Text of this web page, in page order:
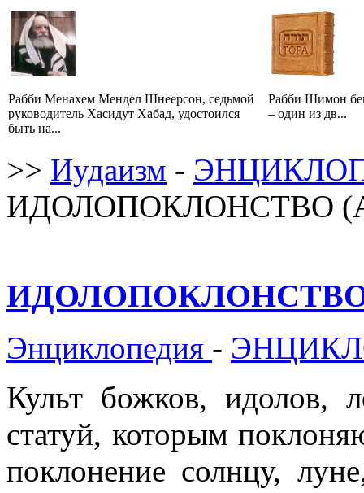
Рабби Менахем Мендел Шнеерсон, седьмой
руководитель Хасидут Хабад, удостоился
быть на...
Рабби Шимон
– один из дв...
>> Иудаизм -
ИДОЛОПОКЛОНСТВО
ИДОЛОПОКЛОНСТВО
Энциклопедия -
Культ божков, идолов,
статуй, которым
поклонение солнцу,